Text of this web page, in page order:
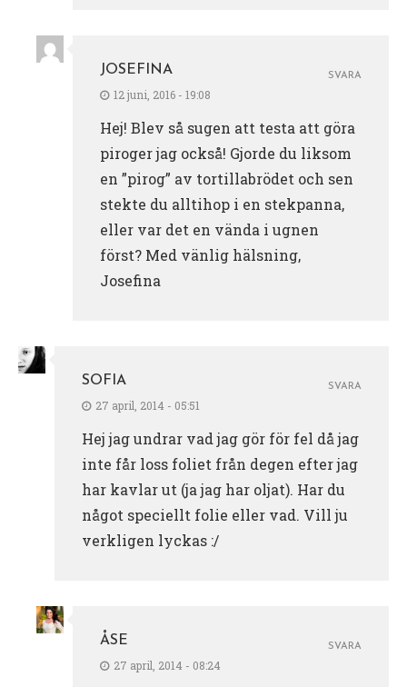
JOSEFINA
12 juni, 2016 - 19:08
Hej! Blev så sugen att testa att göra
piroger jag också! Gjorde du liksom
en ”pirog” av tortillabrödet och sen
stekte du alltihop i en stekpanna,
eller var det en vända i ugnen
först? Med vänlig hälsning,
Josefina
SVARA
SOFIA
27 april, 2014 - 05:51
Hej jag undrar vad jag gör för fel då jag
inte får loss foliet från degen efter jag
har kavlar ut (ja jag har oljat). Har du
något speciellt folie eller vad. Vill ju
verkligen lyckas :/
SVARA
ÅSE
27 april, 2014 - 08:24
SVARA